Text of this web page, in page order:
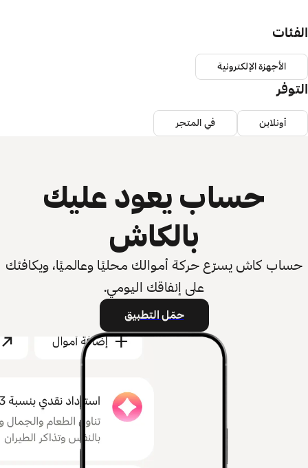
الفئات
الأجهزة الإلكترونية
التوفر
أونلاين في المتجر
حساب يعود عليك
بالكاش
حساب كاش يسرّع حركة أموالك محليًا وعالميًا، ويكافئك
على إنفاقك اليومي.
حمّل التطبيق